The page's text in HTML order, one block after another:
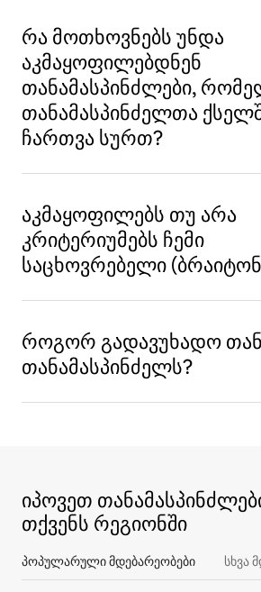
რა მოთხოვნებს უნდა
აკმაყოფილებდნენ
თანამასპინძლები,
თანამასპინძელთა
ჩართვა სურთ?
აკმაყოფილებს თუ არა
კრიტერიუმებს ჩემი
საცხოვრებელი
როგორ გადავუხადო
თანამასპინძელს?
იპოვეთ
თქვენს რეგიონში
პოპულარული მდებარეობები სხვა